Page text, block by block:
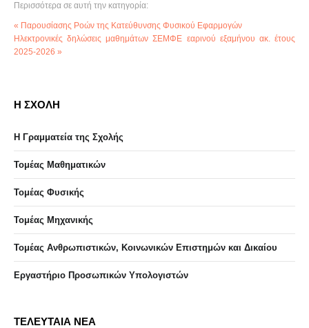
Περισσότερα σε αυτή την κατηγορία:
« Παρουσίασης Ροών της Κατεύθυνσης Φυσικού Εφαρμογών
Ηλεκτρονικές δηλώσεις μαθημάτων ΣΕΜΦΕ εαρινού εξαμήνου ακ. έτους
2025-2026 »
Η ΣΧΟΛΗ
Η Γραμματεία της Σχολής
Τομέας Μαθηματικών
Τομέας Φυσικής
Τομέας Μηχανικής
Τομέας Ανθρωπιστικών, Κοινωνικών Επιστημών και Δικαίου
Eργαστήριo Προσωπικών Υπολογιστών
ΤΕΛΕΥΤΑΙΑ ΝΕΑ